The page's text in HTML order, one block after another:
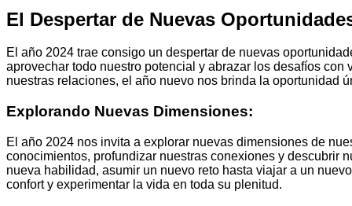
El Despertar de Nuevas
El año 2024 trae consigo un despertar de nuevas
aprovechar todo nuestro potencial y abrazar los desafíos
nuestras relaciones, el año nuevo nos brinda la oportunidad
Explorando Nuevas Dimensiones:
El año 2024 nos invita a explorar nuevas dimensiones de
conocimientos, profundizar nuestras conexiones y descubrir
nueva habilidad, asumir un nuevo reto hasta viajar a un
confort y experimentar la vida en toda su plenitud.